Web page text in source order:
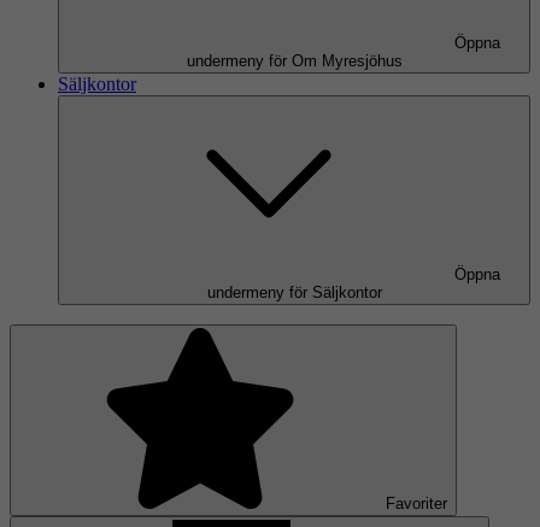
Öppna
undermeny för Om Myresjöhus
Säljkontor
Öppna
undermeny för Säljkontor
Favoriter